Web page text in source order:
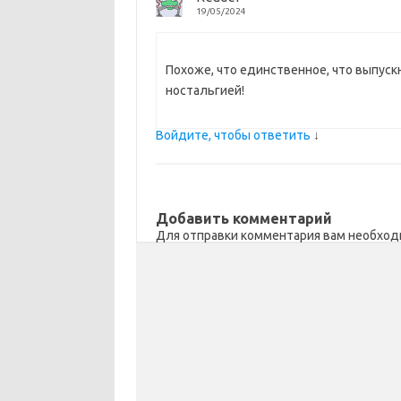
19/05/2024
Похоже, что единственное, что
ностальгией!
Войдите, чтобы ответить ↓
Добавить комментарий
Для отправки комментария вам